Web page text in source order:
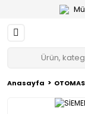
Anasayfa